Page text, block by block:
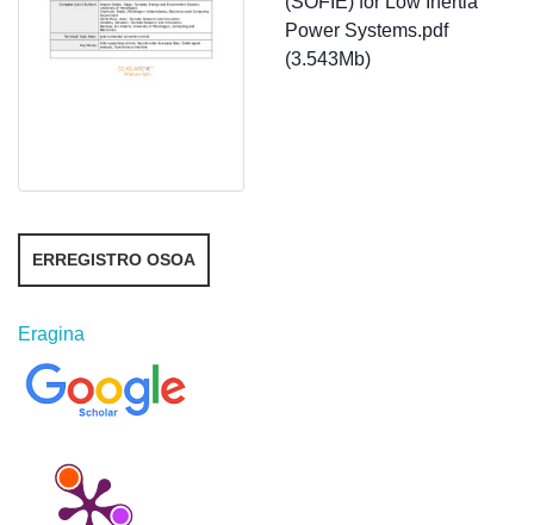
Power Systems.pdf
(3.543Mb)
ERREGISTRO OSOA
Eragina